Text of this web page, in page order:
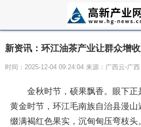
新资讯：环江油茶产业让群众增
时间：2025-12-04 09:24:04 来源：广西云-广
金秋时节，硕果飘香。眼下
黄金时节，环江毛南族自治县漫山
缀满褐红色果实，沉甸甸压弯枝头